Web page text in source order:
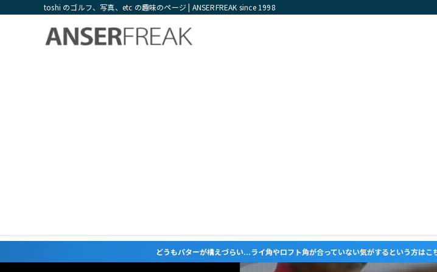
toshi のゴルフ、写真、etc の趣味のページ | ANSERFREAK since 1998
どうもパターが構えづらい...ライ角やロフト角が合っていない気がするという方はこちらをクリック！